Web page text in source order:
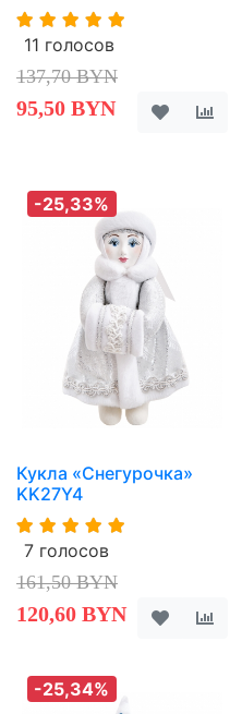
11 голосов
137,70 BYN
95,50 BYN
-25,33%
Кукла «Снегурочка»
KK27Y4
7 голосов
161,50 BYN
120,60 BYN
-25,34%